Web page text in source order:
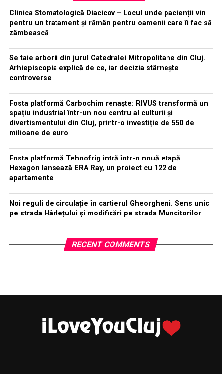
Clinica Stomatologică Diacicov – Locul unde pacienții vin
pentru un tratament și rămân pentru oamenii care îi fac să
zâmbească
Se taie arborii din jurul Catedralei Mitropolitane din Cluj.
Arhiepiscopia explică de ce, iar decizia stârnește
controverse
Fosta platformă Carbochim renaște: RIVUS transformă un
spațiu industrial într-un nou centru al culturii și
divertismentului din Cluj, printr-o investiție de 550 de
milioane de euro
Fosta platformă Tehnofrig intră într-o nouă etapă.
Hexagon lansează ERA Ray, un proiect cu 122 de
apartamente
Noi reguli de circulație în cartierul Gheorgheni. Sens unic
pe strada Hârlețului și modificări pe strada Muncitorilor
RECENT COMMENTS